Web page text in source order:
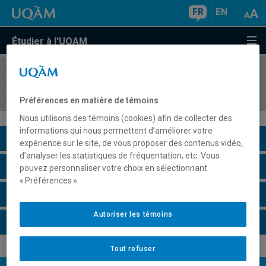
FR EN
Étudier à l'UQAM
COURS//
Description du cours
Horaire - Été 2026
Préférences en matière de témoins
Nous utilisons des témoins (cookies) afin de collecter des
informations qui nous permettent d’améliorer votre
expérience sur le site, de vous proposer des contenus vidéo,
d’analyser les statistiques de fréquentation, etc. Vous
pouvez personnaliser votre choix en sélectionnant
« Préférences ».
Tout refuser
Autoriser les témoins